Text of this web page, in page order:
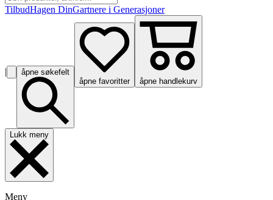
TilbudHagen DinGartnere i Generasjoner
|
åpne søkefelt
åpne favoritter
åpne handlekurv
Lukk meny
Meny